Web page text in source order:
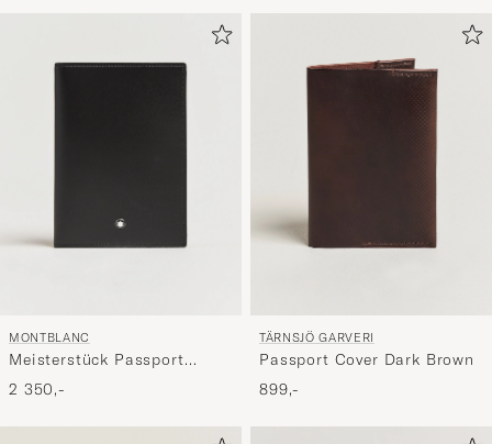
aktivere
Min
til
MONTBLANC
Meisterstück Passport
Holder Black
2 350,-
TÄRNSJÖ GARVERI
Passport Cover Dark Brown
899,-